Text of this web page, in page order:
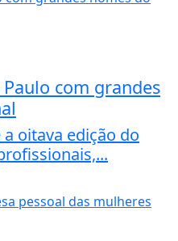
com grandes
oitava edição do